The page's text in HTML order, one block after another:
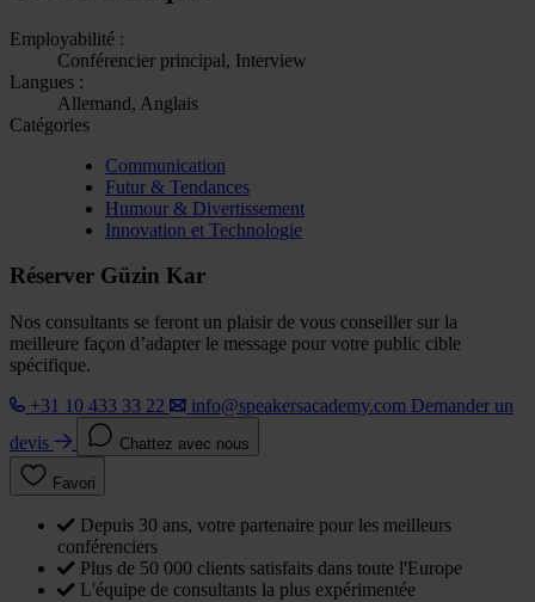
Employabilité :
Conférencier principal, Interview
Langues :
Allemand, Anglais
Catégories
Communication
Futur & Tendances
Humour & Divertissement
Innovation et Technologie
Réserver Güzin Kar
Nos consultants se feront un plaisir de vous conseiller sur la
meilleure façon d’adapter le message pour votre public cible
spécifique.
+31 10 433 33 22
info@speakersacademy.com Demander un
devis
Chattez avec nous
Favori
Depuis 30 ans, votre partenaire pour les meilleurs
conférenciers
Plus de 50 000 clients satisfaits dans toute l'Europe
L'équipe de consultants la plus expérimentée